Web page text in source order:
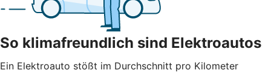
So klimafreundlich sind Elektroautos
Ein Elektroauto stößt im Durchschnitt pro Kilometer